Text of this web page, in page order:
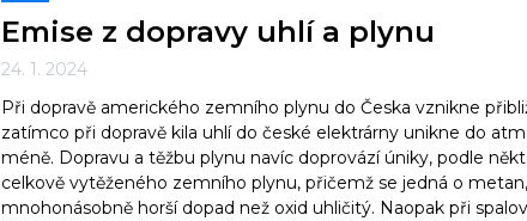
Emise z dopravy uhlí a plynu
24. 1. 2024
Při dopravě amerického zemního plynu do Česka vznikne
zatímco při dopravě kila uhlí do české elektrárny unikne do
méně. Dopravu a těžbu plynu navíc doprovází úniky, podle
celkově vytěženého zemního plynu, přičemž se jedná o
mnohonásobně horší dopad než oxid uhličitý. Naopak při